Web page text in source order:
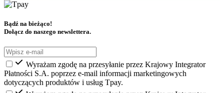
Bądź na bieżąco!
Dołącz do naszego newslettera.
Wyrażam zgodę na przesyłanie przez Krajowy Integrator
Płatności S.A. poprzez e-mail informacji marketingowych
dotyczących produktów i usług Tpay.